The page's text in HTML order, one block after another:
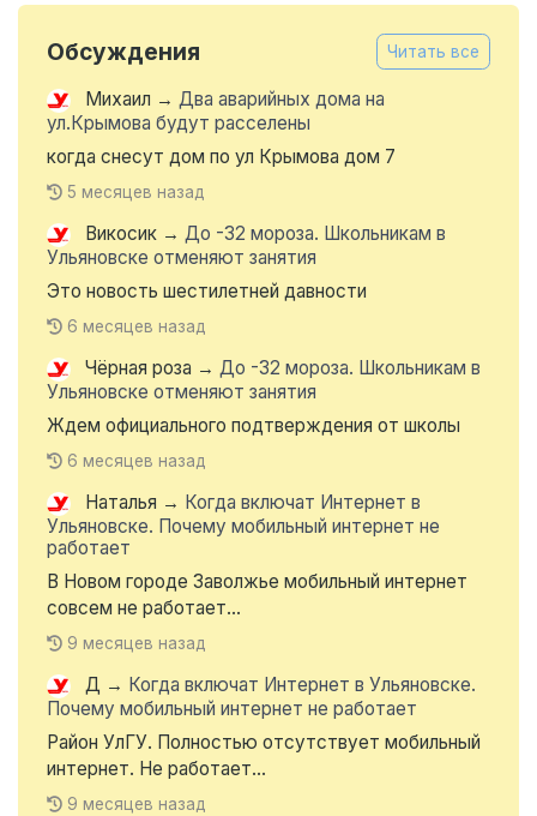
Обсуждения Читать все
Михаил → Два аварийных дома на
ул.Крымова будут расселены
когда снесут дом по ул Крымова дом 7
5 месяцев назад
Викосик → До -32 мороза. Школьникам в
Ульяновске отменяют занятия
Это новость шестилетней давности
6 месяцев назад
Чёрная роза → До -32 мороза. Школьникам в
Ульяновске отменяют занятия
Ждем официального подтверждения от школы
6 месяцев назад
Наталья → Когда включат Интернет в
Ульяновске. Почему мобильный интернет не
работает
В Новом городе Заволжье мобильный интернет
совсем не работает...
9 месяцев назад
Д → Когда включат Интернет в Ульяновске.
Почему мобильный интернет не работает
Район УлГУ. Полностью отсутствует мобильный
интернет. Не работает...
9 месяцев назад